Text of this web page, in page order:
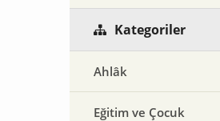
Kategoriler
Ahlâk
Eğitim ve Çocuk